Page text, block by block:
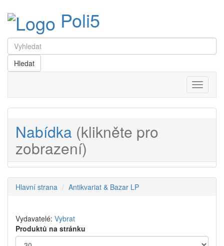
Poli5
Menu
Nabídka (klikněte pro
zobrazení)
Hlavní strana Antikvariat & Bazar LP
Vydavatelé: Vybrat
Produktů na stránku